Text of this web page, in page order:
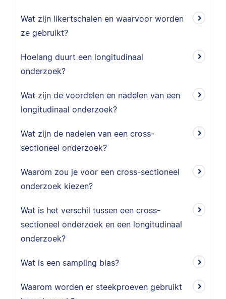
Wat zijn likertschalen en waarvoor worden
ze gebruikt?
Hoelang duurt een longitudinaal
onderzoek?
Wat zijn de voordelen en nadelen van een
longitudinaal onderzoek?
Wat zijn de nadelen van een cross-
sectioneel onderzoek?
Waarom zou je voor een cross-sectioneel
onderzoek kiezen?
Wat is het verschil tussen een cross-
sectioneel onderzoek en een longitudinaal
onderzoek?
Wat is een sampling bias?
Waarom worden er steekproeven gebruikt